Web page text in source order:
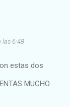
las 6:48
estas dos
MUCHO